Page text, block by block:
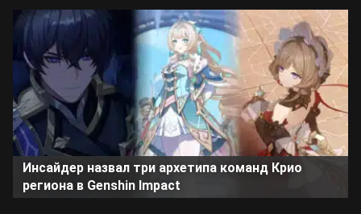
Инсайдер назвал три архетипа команд Крио
региона в Genshin Impact